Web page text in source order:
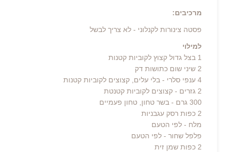
מרכיבים:
פסטה צינורות לקנלוני - לא צריך לבשל
למילוי
1 בצל גדול קצוץ לקוביות קטנות
2 שיני שום כתושות דק
4 ענפי סלרי - בלי עלים, קצוצים לקוביות קטנות
2 גזרים - קצוצים לקוביות קטנטת
300 גרם - בשר טחון, טחון פעמיים
2 כפות רסק עגבניות
מלח - לפי הטעם
פלפל שחור - לפי הטעם
2 כפות שמן זית